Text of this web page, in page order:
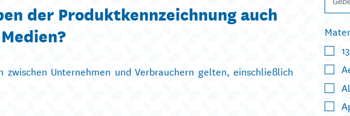
der Produktkennzeichnung auch
Unternehmen und Verbrauchern gelten, einschließlich